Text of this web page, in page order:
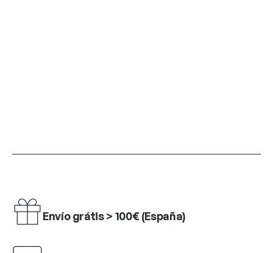
Envío grátis > 100€ (España)